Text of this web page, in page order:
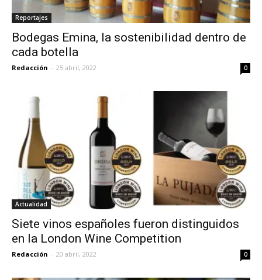
Reportajes
Bodegas Emina, la sostenibilidad dentro de
cada botella
Redacción - 25 abril, 2022 0
Actualidad
Siete vinos españoles fueron distinguidos
en la London Wine Competition
Redacción - 20 abril, 2022 0